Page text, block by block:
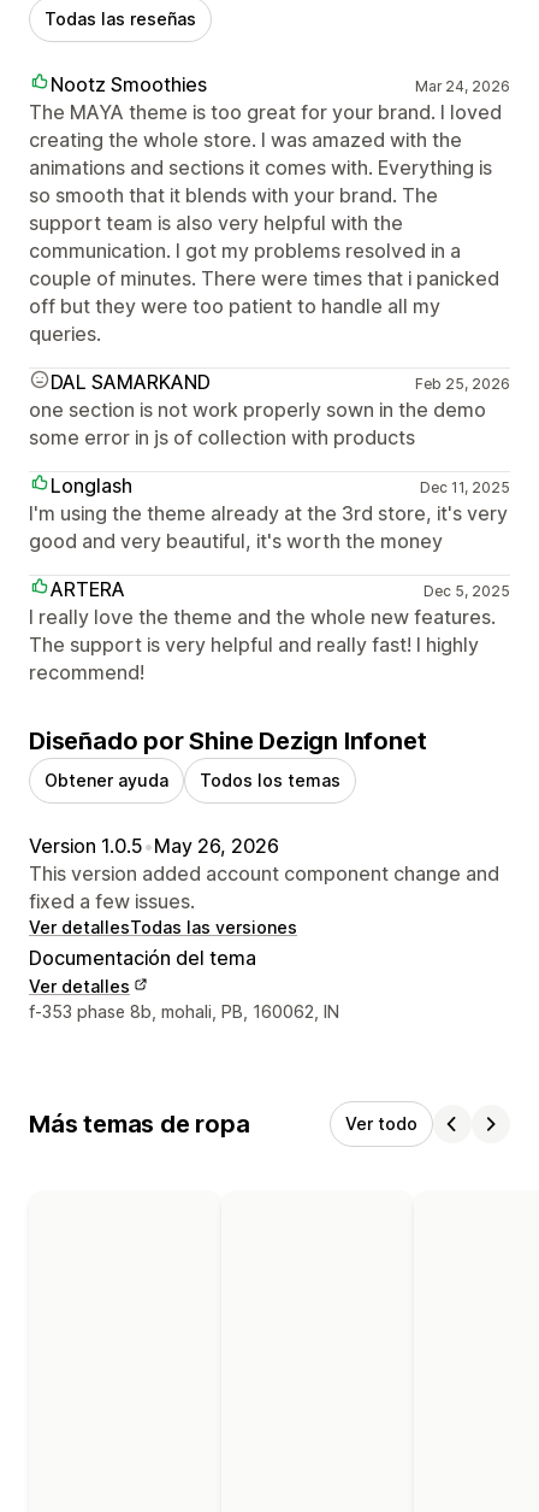
Todas las reseñas
Nootz Smoothies Mar 24, 2026
The MAYA theme is too great for your brand. I loved
creating the whole store. I was amazed with the
animations and sections it comes with. Everything is
so smooth that it blends with your brand. The
support team is also very helpful with the
communication. I got my problems resolved in a
couple of minutes. There were times that i panicked
off but they were too patient to handle all my
queries.
DAL SAMARKAND
Feb 25, 2026
one section is not work properly sown in the demo
some error in js of collection with products
Longlash
Dec 11, 2025
I'm using the theme already at the 3rd store, it's very
good and very beautiful, it's worth the money
ARTERA
Dec 5, 2025
I really love the theme and the whole new features.
The support is very helpful and really fast! I highly
recommend!
Diseñado por Shine Dezign Infonet
Obtener ayuda Todos los temas
Version 1.0.5•May 26, 2026
This version added account component change and
fixed a few issues.
Ver detallesTodas las versiones
Documentación del tema
Ver detalles
Detalles de contacto del diseñador
f-353 phase 8b, mohali, PB, 160062, IN
Más temas de ropa Ver todo